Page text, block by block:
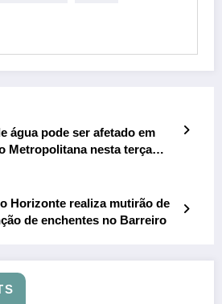
água pode ser afetado em
Metropolitana nesta terça
Horizonte realiza mutirão de
de enchentes no Barreiro